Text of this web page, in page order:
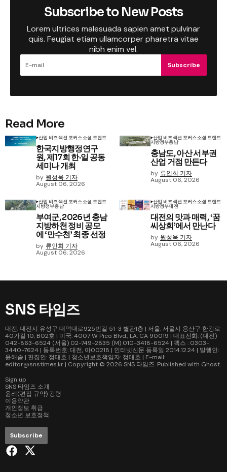
Subscribe to New Posts
Lorem ultrices malesuada sapien amet pulvinar
quis. Feugiat etiam ullamcorper pharetra vitae
nibh enim vel.
Subscribe
Read More
산업 비즈섹션 포커스소셜 트렌드
한국지방행정연구
원, 제17회 한·일 공동
세미나 개최
by 원성욱 기자
August 06, 2026
산업 비즈섹션 포커스소셜 트렌드
지방정부충남
충남도, 아산 서부권
산업 거점 만든다
by 류인희 기자
August 06, 2026
산업 비즈섹션 포커스소셜 트렌드
지방정부충남
부여군, 2026년 충남
지방하천 정비 공모
에 ‘만수천’ 최종 선정
by 류인희 기자
August 06, 2026
산업 비즈섹션 포커스소셜 트렌드
지방정부대전
대전의 맛과 매력, ‘꿈
씨상회’에서 만난다
by 원성욱 기자
August 06, 2026
SNS 타임즈
대전: 대전시 유성구 대덕대로925번길 51-3 별관1층 | 서울: 서울시 용산구 한강로
40가길 10, B02호 | 미국: 4007 W Pico Blvd., LA, CA 90019 | 대표전화: (대전)
042-863-6524 (서울) 02-749-2835 (M) 010-3418-6524 | 팩스 : 0303-
3440-7624 | 등록번호: 대전, 아00218 | 인터넷신문 등록일 2014.12.24 | 발행인:
윤해솜 | 편집인: 정대호 | 청소년보호책임자: 정대호 | E-mail:
editor@snstimes.kr | Copyright © 2026 SNS 타임즈. Published with Ghost.
Sign up
SNS 타임즈 소개
윤리(편집 규약) 강령
이용약관
개인정보 취급
청소년 보호정책
Subscribe